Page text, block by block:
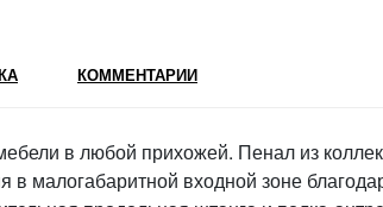
КОММЕНТАРИИ
в любой прихожей. Пенал из
в малогабаритной входной зоне